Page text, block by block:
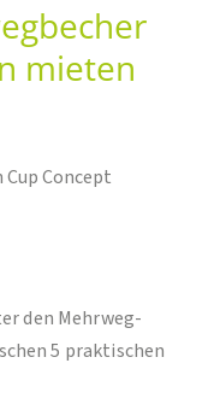
mieten
Concept
den Mehrweg-
5 praktischen